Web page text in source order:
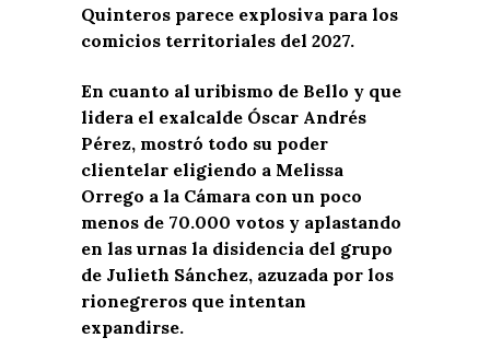
Quinteros parece explosiva para los
comicios territoriales del 2027.
En cuanto al uribismo de Bello y que
lidera el exalcalde Óscar Andrés
Pérez, mostró todo su poder
clientelar eligiendo a Melissa
Orrego a la Cámara con un poco
menos de 70.000 votos y aplastando
en las urnas la disidencia del grupo
de Julieth Sánchez, azuzada por los
rionegreros que intentan
expandirse.